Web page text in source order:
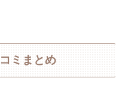
ミまとめ